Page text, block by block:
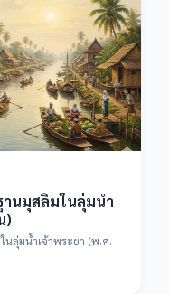
านมุสลิมในลุ่มน้ำ
)
นลุ่มน้ำเจ้าพระยา (พ.ศ.